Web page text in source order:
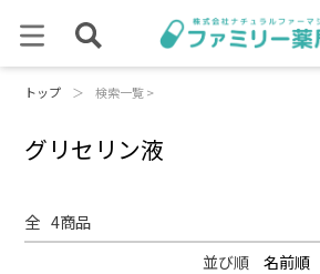
トップ ＞ 検索一覧 >
グリセリン液
全 4商品
並び順 名前順